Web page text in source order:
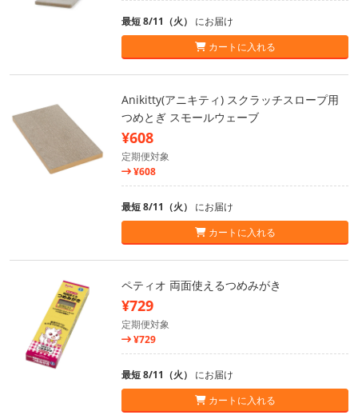
最短 8/11（火） にお届け
カートに入れる
Anikitty(アニキティ) スクラッチスロープ用
つめとぎ スモールウェーブ
¥608
定期便対象
¥608
最短 8/11（火） にお届け
カートに入れる
ペティオ 両面使えるつめみがき
¥729
定期便対象
¥729
最短 8/11（火） にお届け
カートに入れる